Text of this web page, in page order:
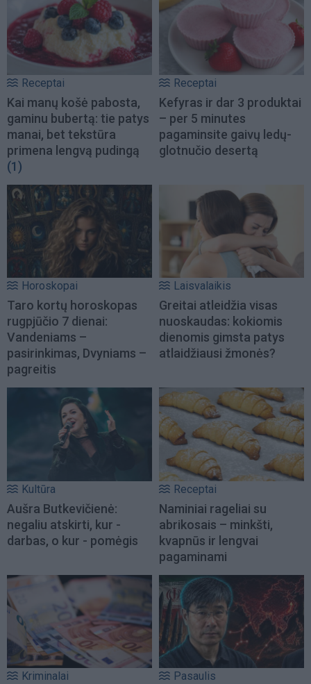
Receptai
Kai manų košė pabosta,
gaminu bubertą: tie patys
manai, bet tekstūra
primena lengvą pudingą
(1)
Receptai
Kefyras ir dar 3 produktai
– per 5 minutes
pagaminsite gaivų ledų-
glotnučio desertą
Horoskopai
Taro kortų horoskopas
rugpjūčio 7 dienai:
Vandeniams –
pasirinkimas, Dvyniams –
pagreitis
Laisvalaikis
Greitai atleidžia visas
nuoskaudas: kokiomis
dienomis gimsta patys
atlaidžiausi žmonės?
Kultūra
Aušra Butkevičienė:
negaliu atskirti, kur -
darbas, o kur - pomėgis
Receptai
Naminiai rageliai su
abrikosais – minkšti,
kvapnūs ir lengvai
pagaminami
Kriminalai Pasaulis